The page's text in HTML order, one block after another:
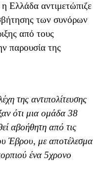
Ελλάδα αντιμετώπιζε
των συνόρων
από τους
παρουσία της
της αντιπολίτευσης
ότι μια ομάδα 38
αβοήθητη από τις
Έβρου, με αποτέλεσμα
ένα 5χρονο